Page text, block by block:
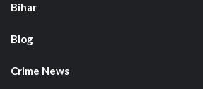
Bihar
Blog
Crime News